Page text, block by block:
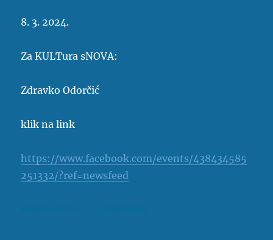
8. 3. 2024.
Za KULTura sNOVA:
Zdravko Odorčić
klik na link
https://www.facebook.com/events/438434585
251332/?ref=newsfeed